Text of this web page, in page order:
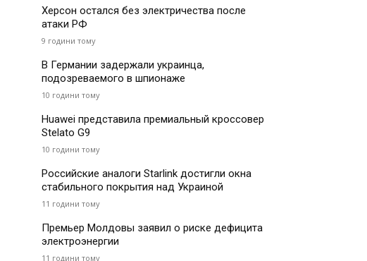
Херсон остался без электричества после
атаки РФ
9 години тому
В Германии задержали украинца,
подозреваемого в шпионаже
10 години тому
Huawei представила премиальный кроссовер
Stelato G9
10 години тому
Российские аналоги Starlink достигли окна
стабильного покрытия над Украиной
11 години тому
Премьер Молдовы заявил о риске дефицита
электроэнергии
11 години тому